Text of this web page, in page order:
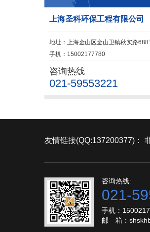
上海圣科环保工程有限公司
地址：上海金山区金山卫镇秋实路688
手机：15002177780
咨询热线
021-59553221
友情链接(QQ:137200377)：
咨询热线:
021-
手机：
邮 箱：